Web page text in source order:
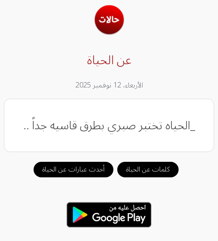
عن الحياة
الأربعاء، 12 نوفمبر 2025
_الحياه تختبر صبري بطرق قاسيه جداً ..
كلمات عن الحياة أحدث عبارات عن الحياة